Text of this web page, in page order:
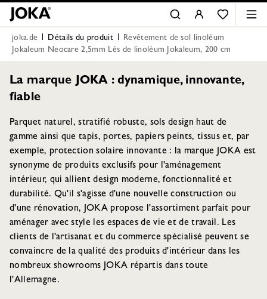
joka.de Détails du produit
Revêtement de sol linoléum
Jokaleum Neocare 2,5mm Lés de linoléum Jokaleum, 200 cm
La marque JOKA : dynamique, innovante,
fiable
Parquet naturel, stratifié robuste, sols design haut de
gamme ainsi que tapis, portes, papiers peints, tissus et, par
exemple, protection solaire innovante : la marque JOKA est
synonyme de produits exclusifs pour l'aménagement
intérieur, qui allient design moderne, fonctionnalité et
durabilité. Qu'il s'agisse d'une nouvelle construction ou
d'une rénovation, JOKA propose l'assortiment parfait pour
aménager avec style les espaces de vie et de travail. Les
clients de l'artisanat et du commerce spécialisé peuvent se
convaincre de la qualité des produits d'intérieur dans les
nombreux showrooms JOKA répartis dans toute
l'Allemagne.